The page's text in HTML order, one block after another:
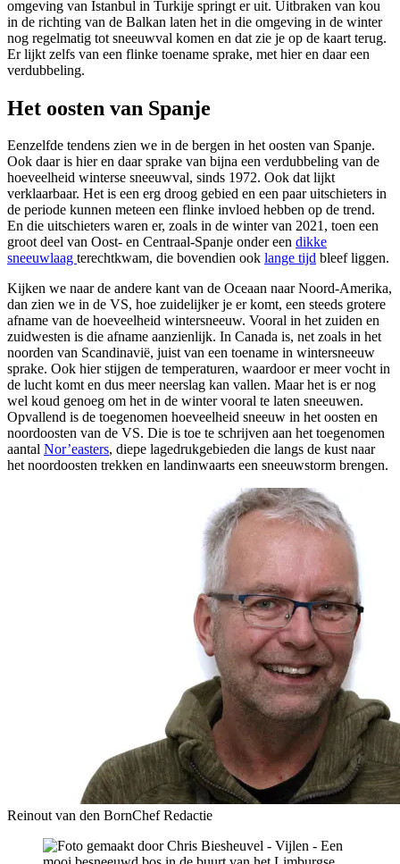
omgeving van Istanbul in Turkije springt er uit. Uitbraken van kou
in de richting van de Balkan laten het in die omgeving in de winter
nog regelmatig tot sneeuwval komen en dat zie je op de kaart terug.
Er lijkt zelfs van een flinke toename sprake, met hier en daar een
verdubbeling.
Het oosten van Spanje
Eenzelfde tendens zien we in de bergen in het oosten van Spanje.
Ook daar is hier en daar sprake van bijna een verdubbeling van de
hoeveelheid winterse sneeuwval, sinds 1972. Ook dat lijkt
verklaarbaar. Het is een erg droog gebied en een paar uitschieters in
de periode kunnen meteen een flinke invloed hebben op de trend.
En die uitschieters waren er, zoals in de winter van 2021, toen een
groot deel van Oost- en Centraal-Spanje onder een dikke
sneeuwlaag terechtkwam, die bovendien ook lange tijd bleef liggen.
Kijken we naar de andere kant van de Oceaan naar Noord-Amerika,
dan zien we in de VS, hoe zuidelijker je er komt, een steeds grotere
afname van de hoeveelheid wintersneeuw. Vooral in het zuiden en
zuidwesten is die afname aanzienlijk. In Canada is, net zoals in het
noorden van Scandinavië, juist van een toename in wintersneeuw
sprake. Ook hier stijgen de temperaturen, waardoor er meer vocht in
de lucht komt en dus meer neerslag kan vallen. Maar het is er nog
wel koud genoeg om het in de winter vooral te laten sneeuwen.
Opvallend is de toegenomen hoeveelheid sneeuw in het oosten en
noordoosten van de VS. Die is toe te schrijven aan het toegenomen
aantal Nor’easters, diepe lagedrukgebieden die langs de kust naar
het noordoosten trekken en landinwaarts een sneeuwstorm brengen.
Reinout van den BornChef Redactie